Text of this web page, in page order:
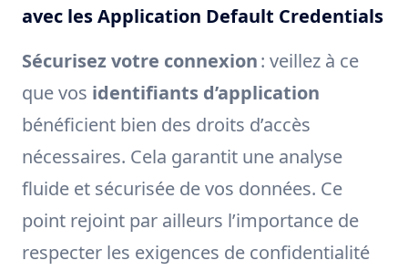
avec les Application Default Credentials
Sécurisez votre connexion: veillez à ce
que vos identifiants d’application
bénéficient bien des droits d’accès
nécessaires. Cela garantit une analyse
fluide et sécurisée de vos données. Ce
point rejoint par ailleurs l’importance de
respecter les exigences de confidentialité